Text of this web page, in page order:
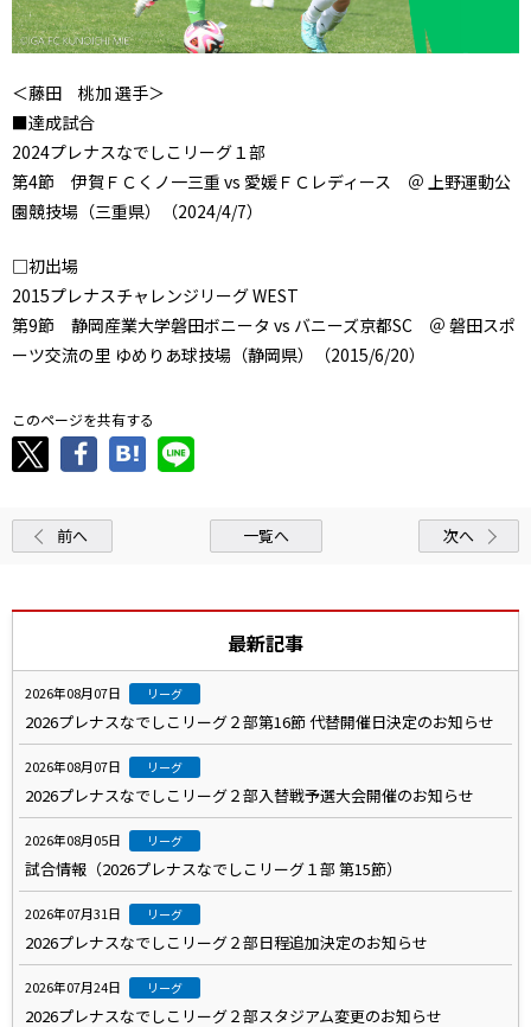
＜藤田 桃加 選手＞
■達成試合
2024プレナスなでしこリーグ１部
第4節 伊賀ＦＣくノ一三重 vs 愛媛ＦＣレディース ＠ 上野運動公
園競技場（三重県）（2024/4/7）
□初出場
2015プレナスチャレンジリーグ WEST
第9節 静岡産業大学磐田ボニータ vs バニーズ京都SC ＠ 磐田スポ
ーツ交流の里 ゆめりあ球技場（静岡県）（2015/6/20）
このページを共有する
前へ 一覧へ 次へ
最新記事
2026年08月07日 リーグ
2026プレナスなでしこリーグ２部第16節 代替開催日決定のお知らせ
2026年08月07日 リーグ
2026プレナスなでしこリーグ２部入替戦予選大会開催のお知らせ
2026年08月05日 リーグ
試合情報（2026プレナスなでしこリーグ１部 第15節）
2026年07月31日 リーグ
2026プレナスなでしこリーグ２部日程追加決定のお知らせ
2026年07月24日 リーグ
2026プレナスなでしこリーグ２部スタジアム変更のお知らせ